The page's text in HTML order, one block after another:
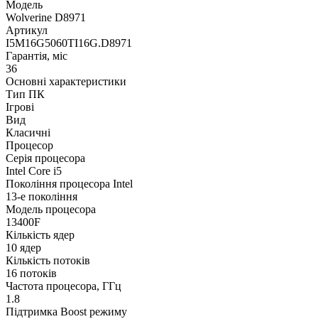
Модель
Wolverine D8971
Артикул
I5M16G5060TI16G.D8971
Гарантія, міс
36
Основні характеристики
Тип ПК
Ігрові
Вид
Класичні
Процесор
Серія процесора
Intel Core i5
Покоління процесора Intel
13-е покоління
Модель процесора
13400F
Кількість ядер
10 ядер
Кількість потоків
16 потоків
Частота процесора, ГГц
1.8
Підтримка Boost режиму